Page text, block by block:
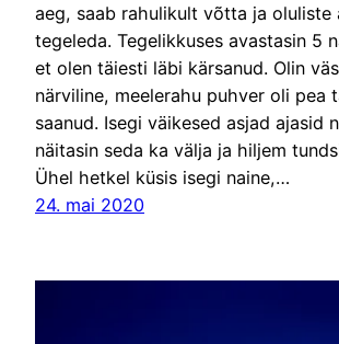
aeg, saab rahulikult võtta ja oluliste
tegeleda. Tegelikkuses avastasin 5
et olen täiesti läbi kärsanud. Olin
närviline, meelerahu puhver oli pea
saanud. Isegi väikesed asjad ajasid
näitasin seda ka välja ja hiljem
Ühel hetkel küsis isegi naine,…
24. mai 2020